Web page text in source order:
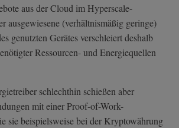
aus der Cloud im Hyperscale-
ausgewiesene (verhältnismäßig geringe)
genutzten Gerätes verschleiert deshalb
Ressourcen- und Energiequellen
schlechthin schießen aber
mit einer Proof-of-Work-
sie beispielsweise bei der Kryptowährung